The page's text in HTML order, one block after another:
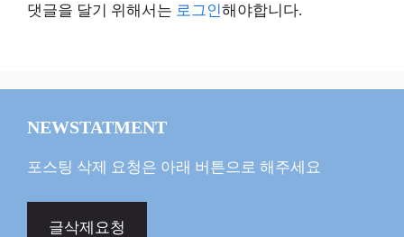
댓글을 달기 위해서는 로그인해야합니다.
NEWSTATMENT
포스팅 삭제 요청은 아래 버튼으로 해주세요
글삭제요청